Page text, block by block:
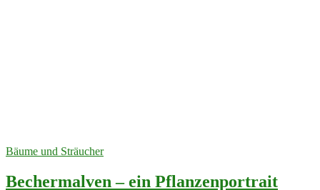
Bäume und Sträucher
Bechermalven – ein Pflanzenportrait